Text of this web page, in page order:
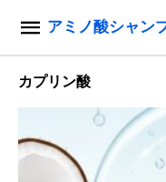
カプリン酸